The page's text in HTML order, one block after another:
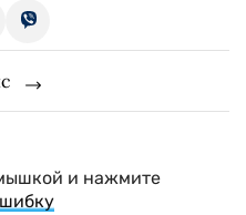
и нажмите